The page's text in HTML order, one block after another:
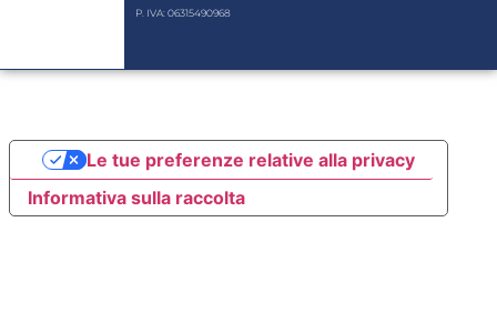
P. IVA: 06315490968
Informativa sulla raccolta
Le tue preferenze relative alla privacy